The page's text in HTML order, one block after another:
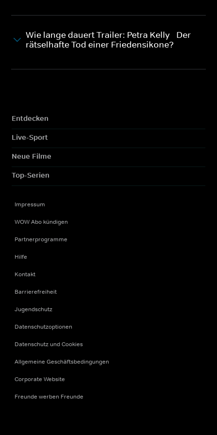
Wie lange dauert Trailer: Petra Kelly - Der
rätselhafte Tod einer Friedensikone?
Entdecken
Live-Sport
Neue Filme
Top-Serien
Impressum
WOW Abo kündigen
Partnerprogramme
Hilfe
Kontakt
Barrierefreiheit
Jugendschutz
Datenschutzoptionen
Datenschutz und Cookies
Allgemeine Geschäftsbedingungen
Corporate Website
Freunde werben Freunde